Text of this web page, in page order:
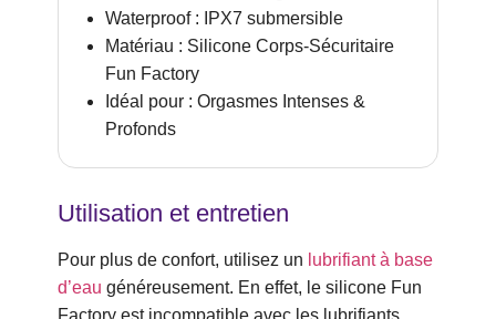
Waterproof : IPX7 submersible
Matériau : Silicone Corps-Sécuritaire
Fun Factory
Idéal pour : Orgasmes Intenses &
Profonds
Utilisation et entretien
Pour plus de confort, utilisez un lubrifiant à base
d’eau généreusement. En effet, le silicone Fun